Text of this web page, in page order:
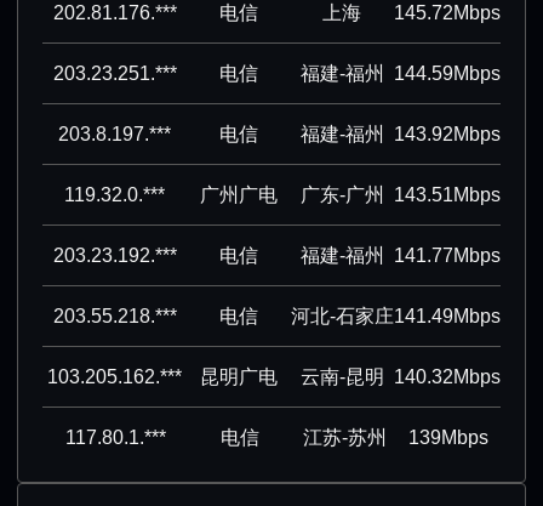
202.81.176.*** 电信 上海 145.72Mbps
203.23.251.*** 电信 福建-福州 144.59Mbps
203.8.197.*** 电信 福建-福州 143.92Mbps
119.32.0.*** 广州广电 广东-广州 143.51Mbps
203.23.192.*** 电信 福建-福州 141.77Mbps
203.55.218.*** 电信 河北-石家庄141.49Mbps
103.205.162.*** 昆明广电 云南-昆明 140.32Mbps
117.80.1.*** 电信 江苏-苏州 139Mbps